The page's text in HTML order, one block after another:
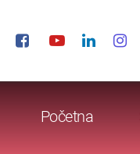
Početna